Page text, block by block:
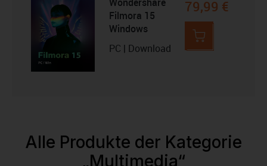
Filmora 15
Windows
PC | Download
79,99 €
Alle Produkte der Kategorie
„Multimedia“